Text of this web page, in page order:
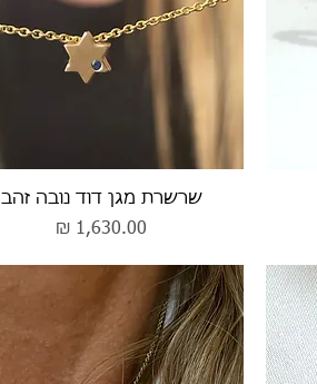
תצוגה מהירה
שרשרת מגן דוד נובה זהב
מחיר